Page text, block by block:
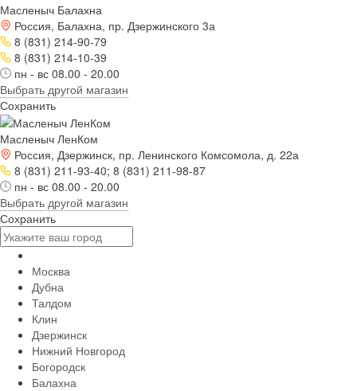
Масленыч Балахна
Россия, Балахна, пр. Дзержинского 3а
8 (831) 214-90-79
8 (831) 214-10-39
пн - вс 08.00 - 20.00
Выбрать другой магазин
Сохранить
Масленыч ЛенКом
Россия, Дзержинск, пр. Ленинского Комсомола, д. 22а
8 (831) 211-93-40; 8 (831) 211-98-87
пн - вс 08.00 - 20.00
Выбрать другой магазин
Сохранить
Москва
Дубна
Талдом
Клин
Дзержинск
Нижний Новгород
Богородск
Балахна